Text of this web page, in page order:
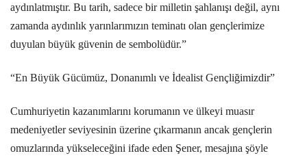
aydınlatmıştır. Bu tarih, sadece bir milletin şahlanışı değil, aynı
zamanda aydınlık yarınlarımızın teminatı olan gençlerimize
duyulan büyük güvenin de sembolüdür.”
“En Büyük Gücümüz, Donanımlı ve İdealist Gençliğimizdir”
Cumhuriyetin kazanımlarını korumanın ve ülkeyi muasır
medeniyetler seviyesinin üzerine çıkarmanın ancak gençlerin
omuzlarında yükseleceğini ifade eden Şener, mesajına şöyle